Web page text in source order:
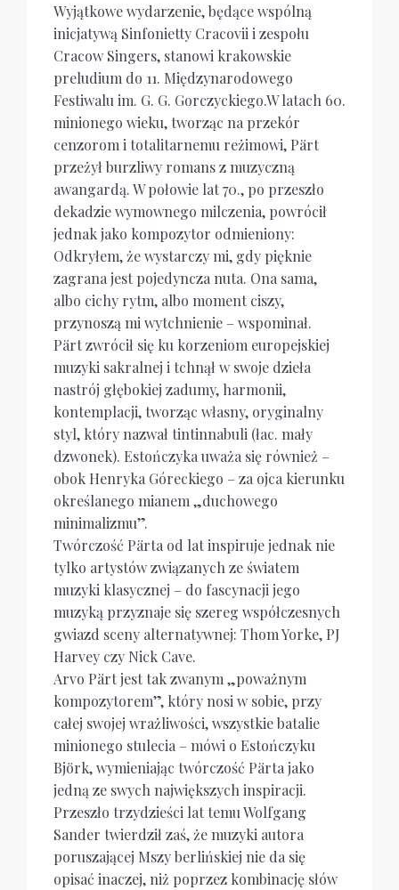
Wyjątkowe wydarzenie, będące wspólną
inicjatywą Sinfonietty Cracovii i zespołu
Cracow Singers, stanowi krakowskie
preludium do 11. Międzynarodowego
Festiwalu im. G. G. Gorczyckiego.W latach 60.
minionego wieku, tworząc na przekór
cenzorom i totalitarnemu reżimowi, Pärt
przeżył burzliwy romans z muzyczną
awangardą. W połowie lat 70., po przeszło
dekadzie wymownego milczenia, powrócił
jednak jako kompozytor odmieniony:
Odkryłem, że wystarczy mi, gdy pięknie
zagrana jest pojedyncza nuta. Ona sama,
albo cichy rytm, albo moment ciszy,
przynoszą mi wytchnienie – wspominał.
Pärt zwrócił się ku korzeniom europejskiej
muzyki sakralnej i tchnął w swoje dzieła
nastrój głębokiej zadumy, harmonii,
kontemplacji, tworząc własny, oryginalny
styl, który nazwał tintinnabuli (łac. mały
dzwonek). Estończyka uważa się również –
obok Henryka Góreckiego – za ojca kierunku
określanego mianem „duchowego
minimalizmu”.
Twórczość Pärta od lat inspiruje jednak nie
tylko artystów związanych ze światem
muzyki klasycznej – do fascynacji jego
muzyką przyznaje się szereg współczesnych
gwiazd sceny alternatywnej: Thom Yorke, PJ
Harvey czy Nick Cave.
Arvo Pärt jest tak zwanym „poważnym
kompozytorem”, który nosi w sobie, przy
całej swojej wrażliwości, wszystkie batalie
minionego stulecia – mówi o Estończyku
Björk, wymieniając twórczość Pärta jako
jedną ze swych największych inspiracji.
Przeszło trzydzieści lat temu Wolfgang
Sander twierdził zaś, że muzyki autora
poruszającej Mszy berlińskiej nie da się
opisać inaczej, niż poprzez kombinację słów